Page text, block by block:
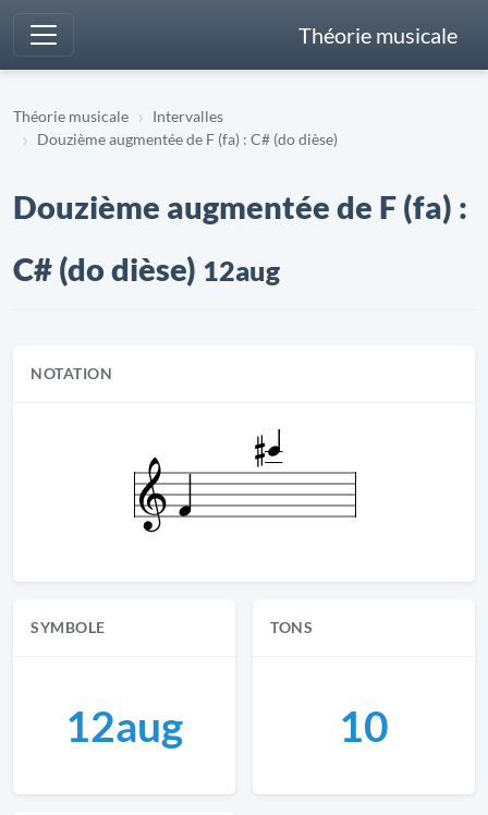
Théorie musicale
Théorie musicale
Intervalles
Douzième augmentée de F (fa) : C# (do dièse)
Douzième augmentée de F (fa) :
C# (do dièse) 12aug
NOTATION
SYMBOLE
12aug
TONS
10